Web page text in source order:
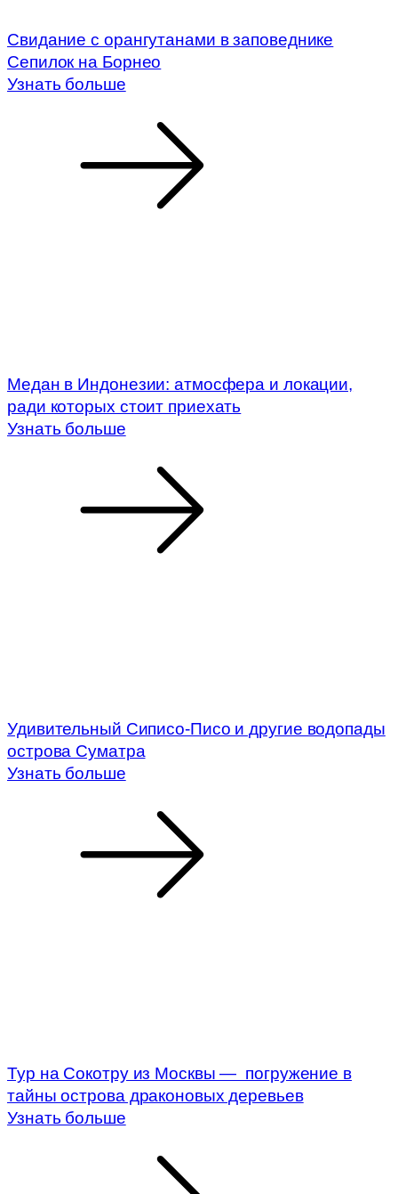
Свидание с орангутанами в заповеднике
Сепилок на Борнео
Узнать больше
Медан в Индонезии: атмосфера и локации,
ради которых стоит приехать
Узнать больше
Удивительный Сиписо-Писо и другие водопады
острова Суматра
Узнать больше
Тур на Сокотру из Москвы — погружение в
тайны острова драконовых деревьев
Узнать больше